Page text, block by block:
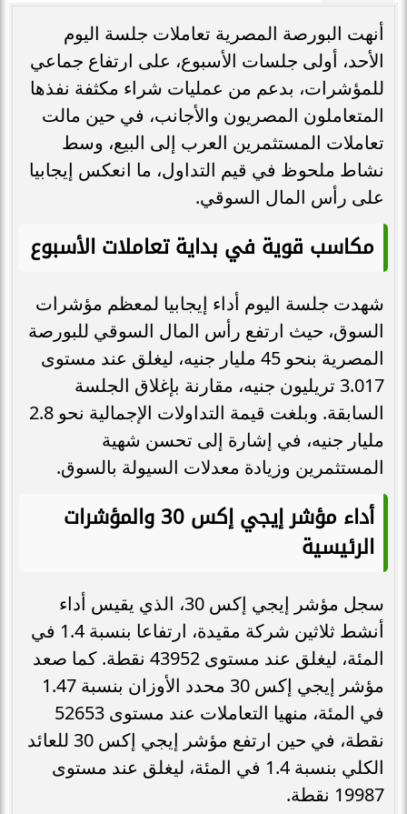
أنهت البورصة المصرية تعاملات جلسة اليوم
الأحد، أولى جلسات الأسبوع، على ارتفاع جماعي
للمؤشرات، بدعم من عمليات شراء مكثفة نفذها
المتعاملون المصريون والأجانب، في حين مالت
تعاملات المستثمرين العرب إلى البيع، وسط
نشاط ملحوظ في قيم التداول، ما انعكس إيجابيا
على رأس المال السوقي.
مكاسب قوية في بداية تعاملات الأسبوع
شهدت جلسة اليوم أداء إيجابيا لمعظم مؤشرات
السوق، حيث ارتفع رأس المال السوقي للبورصة
المصرية بنحو 45 مليار جنيه، ليغلق عند مستوى
3.017 تريليون جنيه، مقارنة بإغلاق الجلسة
السابقة. وبلغت قيمة التداولات الإجمالية نحو 2.8
مليار جنيه، في إشارة إلى تحسن شهية
المستثمرين وزيادة معدلات السيولة بالسوق.
أداء مؤشر إيجي إكس 30 والمؤشرات
الرئيسية
سجل مؤشر إيجي إكس 30، الذي يقيس أداء
أنشط ثلاثين شركة مقيدة، ارتفاعا بنسبة 1.4 في
المئة، ليغلق عند مستوى 43952 نقطة. كما صعد
مؤشر إيجي إكس 30 محدد الأوزان بنسبة 1.47
في المئة، منهيا التعاملات عند مستوى 52653
نقطة، في حين ارتفع مؤشر إيجي إكس 30 للعائد
الكلي بنسبة 1.4 في المئة، ليغلق عند مستوى
19987 نقطة.